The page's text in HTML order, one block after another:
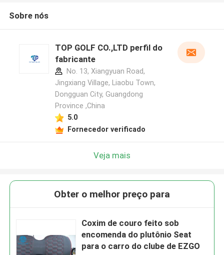
Sobre nós
TOP GOLF CO.,LTD perfil do
fabricante
No. 13, Xiangyuan Road,
Jingxiang Village, Liaobu Town,
Dongguan City, Guangdong
Province ,China
5.0
Fornecedor verificado
Veja mais
Obter o melhor preço para
Coxim de couro feito sob
encomenda do plutônio Seat
para o carro do clube de EZGO